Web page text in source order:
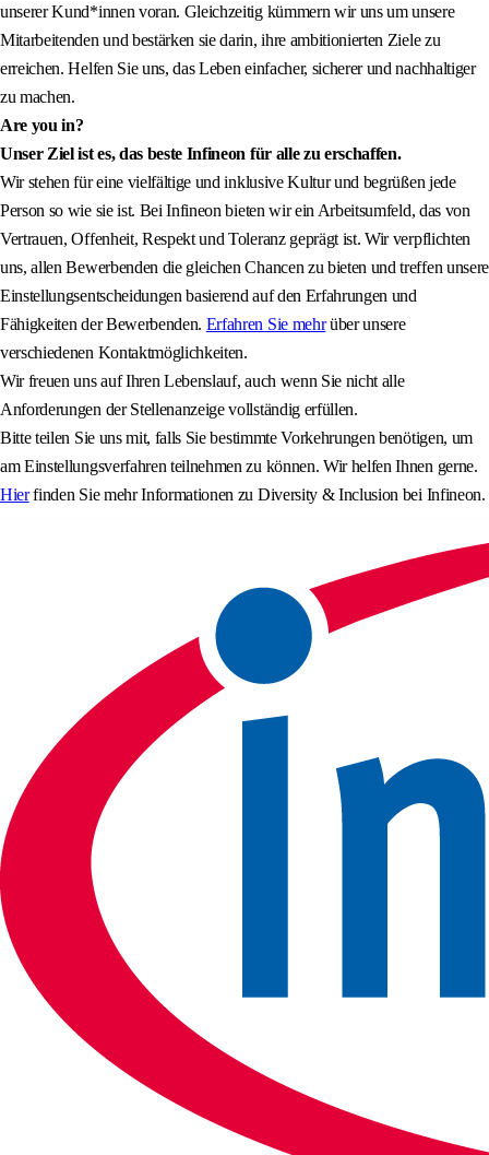
unserer Kund*innen voran. Gleichzeitig kümmern wir uns um unsere
Mitarbeitenden und bestärken sie darin, ihre ambitionierten Ziele zu
erreichen. Helfen Sie uns, das Leben einfacher, sicherer und nachhaltiger
zu machen.
Are you in?
Unser Ziel ist es, das beste Infineon für alle zu erschaffen.
Wir stehen für eine vielfältige und inklusive Kultur und begrüßen jede
Person so wie sie ist. Bei Infineon bieten wir ein Arbeitsumfeld, das von
Vertrauen, Offenheit, Respekt und Toleranz geprägt ist. Wir verpflichten
uns, allen Bewerbenden die gleichen Chancen zu bieten und treffen unsere
Einstellungsentscheidungen basierend auf den Erfahrungen und
Fähigkeiten der Bewerbenden. Erfahren Sie mehrüber unsere
verschiedenen Kontaktmöglichkeiten.
Wir freuen uns auf Ihren Lebenslauf, auch wenn Sie nicht alle
Anforderungen der Stellenanzeige vollständig erfüllen.
Bitte teilen Sie uns mit, falls Sie bestimmte Vorkehrungen benötigen, um
am Einstellungsverfahren teilnehmen zu können. Wir helfen Ihnen gerne.
Hierfinden Sie mehr Informationen zu Diversity & Inclusion bei Infineon.